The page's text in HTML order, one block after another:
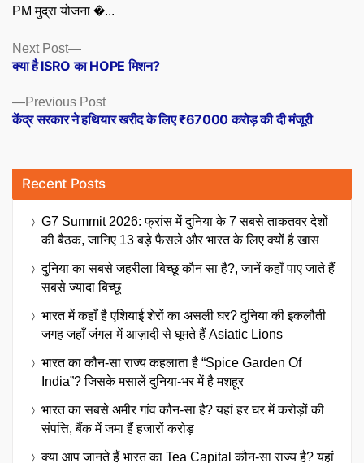
PM मुद्रा योजना �...
Posts
navigation
Previous PostPrevious
post:
केंद्र सरकार ने हथियार खरीद के लिए ₹67000 करोड़ की दी मंजूरी
Next Post
Next
post:
क्या है ISRO का HOPE मिशन?
Recent Posts
G7 Summit 2026: फ्रांस में दुनिया के 7 सबसे ताकतवर देशों
की बैठक, जानिए 13 बड़े फैसले और भारत के लिए क्यों है खास
दुनिया का सबसे जहरीला बिच्छू कौन सा है?, जानें कहाँ पाए जाते हैं
सबसे ज्यादा बिच्छू
भारत में कहाँ है एशियाई शेरों का असली घर? दुनिया की इकलौती
जगह जहाँ जंगल में आज़ादी से घूमते हैं Asiatic Lions
भारत का कौन-सा राज्य कहलाता है “Spice Garden Of
India”? जिसके मसालें दुनिया-भर में है मशहूर
भारत का सबसे अमीर गांव कौन-सा है? यहां हर घर में करोड़ों की
संपत्ति, बैंक में जमा हैं हजारों करोड़
क्या आप जानते हैं भारत का Tea Capital कौन-सा राज्य है? यहां